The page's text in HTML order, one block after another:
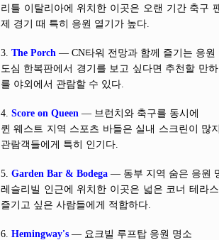
리틀 이탈리아에 위치한 이곳은 오랜 기간 축구
제 경기 때 특히 응원 열기가 높다.
3. The Porch — CN타워 전망과 함께 즐기는 응원
도심 한복판에서 경기를 보고 싶다면 추천할 만
를 야외에서 관람할 수 있다.
4. Score on Queen — 브런치와 축구를 동시에
퀸 웨스트 지역 스포츠 바들은 실내 스크린이 많
관람객들에게 특히 인기다.
5. Garden Bar & Bodega — 동부 지역 숨은 응원
레슬리빌 인근에 위치한 이곳은 넓은 코너 테라
즐기고 싶은 사람들에게 적합하다.
6. Hemingway's — 요크빌 루프탑 응원 명소